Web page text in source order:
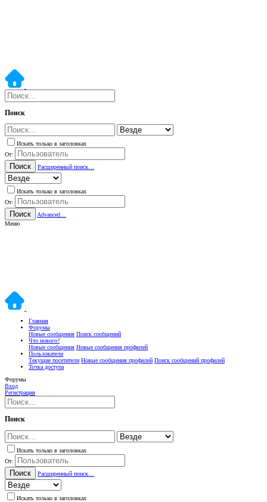
Поиск
Искать только в заголовках
От:
Поиск Расширенный поиск…
Искать только в заголовках
От:
Поиск
Advanced…
Меню
Главная
Форумы
Новые сообщения Поиск сообщений
Что нового?
Новые сообщения Новые сообщения профилей
Пользователи
Текущие посетители Новые сообщения профилей Поиск сообщений профилей
Точка доступа
Форумы
Вход
Регистрация
Поиск
Искать только в заголовках
От:
Поиск Расширенный поиск…
Искать только в заголовках